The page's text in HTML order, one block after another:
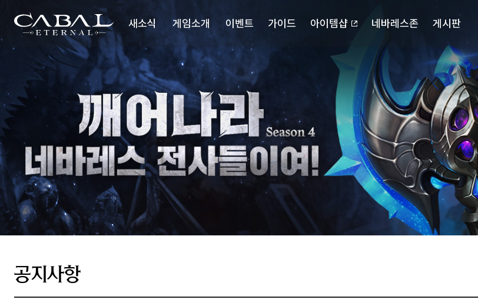
CABAL
TRANSCENDENCE
요
새소식
공지사항
업데이트
이슈 플러스
게임소개
세계관
시놉시스
배틀스타일
미디어
업데이트리뷰
이벤트 가이드
포스북
아이템샵 네바레스존
캐릭터 검색
랭킹
게시판
자유게시판
공략게시판
스
공지사항